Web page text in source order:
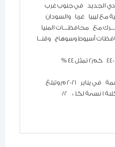
الجديد في جنوب غرب
مع ليبيا غربا والسودان
مع محافظـــات المنيا
أسيوط وسوهاج وقنــا
تبلغ مساحة المحافظة 440098 كم2 تمثل 44 %
نسمة في يناير 2021 م وتبلغ
الكثافةالسكانية بالنسبة للمساحة الكلية 1 نسمة لكل 2/